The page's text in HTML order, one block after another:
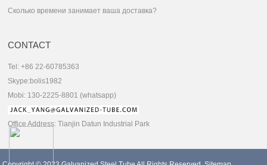
Сколько времени занимает ваша доставка?
CONTACT
Tel: +86 22-60785363
Skype:bolis1982
Mobi: 130-2225-8801 (whatsapp)
Office Address: Tianjin Datun Industrial Park